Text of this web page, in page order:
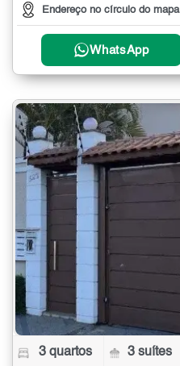
Endereço no círculo do mapa
WhatsApp
3 quartos 3 suítes